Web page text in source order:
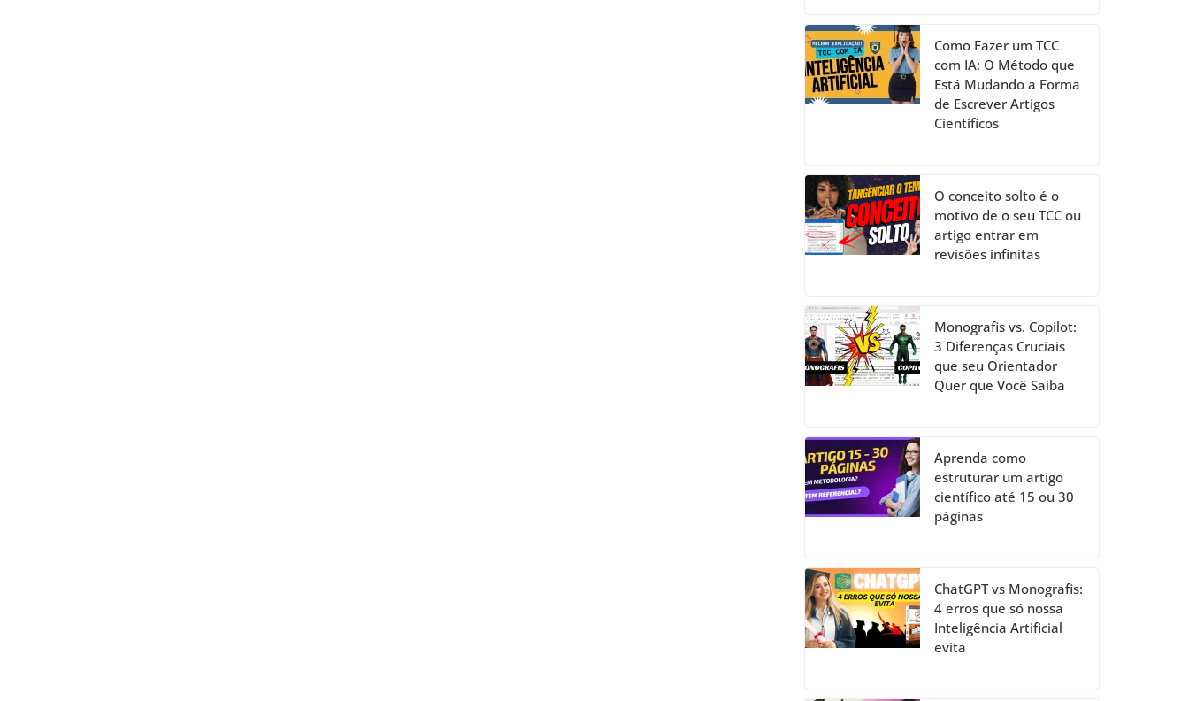
Como Fazer um TCC
com IA: O Método que
Está Mudando a Forma
de Escrever Artigos
Científicos
O conceito solto é o
motivo de o seu TCC ou
artigo entrar em
revisões infinitas
Monografis vs. Copilot:
3 Diferenças Cruciais
que seu Orientador
Quer que Você Saiba
Aprenda como
estruturar um artigo
científico até 15 ou 30
páginas
ChatGPT vs Monografis:
4 erros que só nossa
Inteligência Artificial
evita